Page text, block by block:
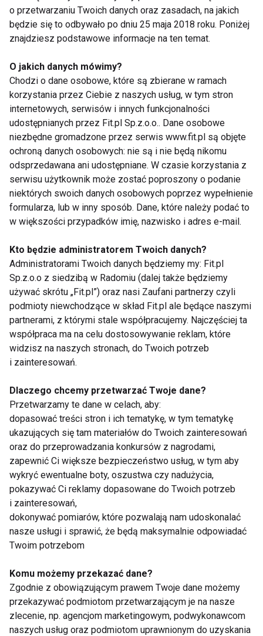
www.senior.fit.pl
Seniorzy
aktywni?
bezruchu
Seniorzy przekonują
się do aktywności
Rehabilitacja dla
Pokaż więcej
Marsz
Jak ubrać się do
Nordic Walking radzi
4F
Chcesz zacząć
biegać? Zacznij od
marszobiegu
o przetwarzaniu Twoich danych oraz zasadach, na jakich
będzie się to odbywało po dniu 25 maja 2018 roku. Poniżej
znajdziesz podstawowe informacje na ten temat.
O jakich danych mówimy?
Chodzi o dane osobowe, które są zbierane w ramach
korzystania przez Ciebie z naszych usług, w tym stron
internetowych, serwisów i innych funkcjonalności
udostępnianych przez Fit.pl Sp.z.o.o.. Dane osobowe
niezbędne gromadzone przez serwis www.fit.pl są objęte
ochroną danych osobowych: nie są i nie będą nikomu
odsprzedawana ani udostępniane. W czasie korzystania z
serwisu użytkownik może zostać poproszony o podanie
niektórych swoich danych osobowych poprzez wypełnienie
formularza, lub w inny sposób. Dane, które należy podać to
w większości przypadków imię, nazwisko i adres e-mail.
Kto będzie administratorem Twoich danych?
Administratorami Twoich danych będziemy my: Fit.pl
Sp.z.o.o z siedzibą w Radomiu (dalej także będziemy
używać skrótu „Fit.pl”) oraz nasi Zaufani partnerzy czyli
podmioty niewchodzące w skład Fit.pl ale będące naszymi
partnerami, z którymi stale współpracujemy. Najczęściej ta
współpraca ma na celu dostosowywanie reklam, które
widzisz na naszych stronach, do Twoich potrzeb
i zainteresowań.
Dlaczego chcemy przetwarzać Twoje dane?
Przetwarzamy te dane w celach, aby:
dopasować treści stron i ich tematykę, w tym tematykę
ukazujących się tam materiałów do Twoich zainteresowań
oraz do przeprowadzania konkursów z nagrodami,
zapewnić Ci większe bezpieczeństwo usług, w tym aby
wykryć ewentualne boty, oszustwa czy nadużycia,
pokazywać Ci reklamy dopasowane do Twoich potrzeb
i zainteresowań,
dokonywać pomiarów, które pozwalają nam udoskonalać
nasze usługi i sprawić, że będą maksymalnie odpowiadać
Twoim potrzebom
Komu możemy przekazać dane?
Zgodnie z obowiązującym prawem Twoje dane możemy
przekazywać podmiotom przetwarzającym je na nasze
zlecenie, np. agencjom marketingowym, podwykonawcom
naszych usług oraz podmiotom uprawnionym do uzyskania